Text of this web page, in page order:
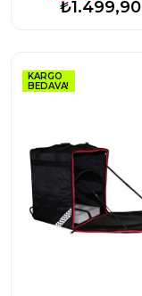
₺1.499,90
KARGO
BEDAVA!